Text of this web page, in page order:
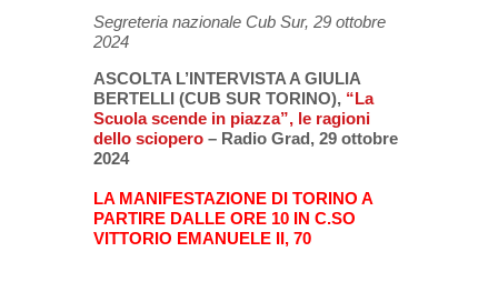
Segreteria nazionale Cub Sur, 29 ottobre
2024
ASCOLTA L’INTERVISTA A GIULIA
BERTELLI (CUB SUR TORINO), “La
Scuola scende in piazza”, le ragioni
dello sciopero – Radio Grad, 29 ottobre
2024
LA MANIFESTAZIONE DI TORINO A
PARTIRE DALLE ORE 10 IN C.SO
VITTORIO EMANUELE II, 70